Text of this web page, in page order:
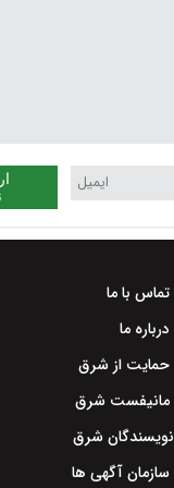
تماس با ما
درباره ما
حمایت از شرق
مانیفست شرق
نویسندگان شرق
سازمان آگهی ها